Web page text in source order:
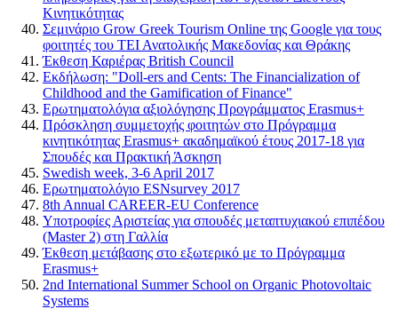
Κινητικότητας
Σεμινάριο Grow Greek Tourism Online της Google για τους
φοιτητές του ΤΕΙ Ανατολικής Μακεδονίας και Θράκης
Έκθεση Καριέρας British Council
Εκδήλωση: "Doll-ers and Cents: The Financialization of
Childhood and the Gamification of Finance"
Ερωτηματολόγια αξιολόγησης Προγράμματος Erasmus+
Πρόσκληση συμμετοχής φοιτητών στο Πρόγραμμα
κινητικότητας Erasmus+ ακαδημαϊκού έτους 2017-18 για
Σπουδές και Πρακτική Άσκηση
Swedish week, 3-6 April 2017
Ερωτηματολόγιο ESNsurvey 2017
8th Annual CAREER-EU Conference
Υποτροφίες Αριστείας για σπουδές μεταπτυχιακού επιπέδου
(Master 2) στη Γαλλία
Έκθεση μετάβασης στο εξωτερικό με το Πρόγραμμα
Erasmus+
2nd International Summer School on Organic Photovoltaic
Systems